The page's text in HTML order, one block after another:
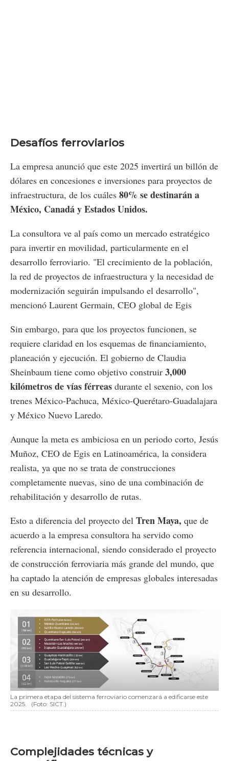
Desafíos ferroviarios
La empresa anunció que este 2025 invertirá un billón de
dólares en concesiones e inversiones para proyectos de
infraestructura, de los cuáles 80% se destinarán a
México, Canadá y Estados Unidos.
La consultora ve al país como un mercado estratégico
para invertir en movilidad, particularmente en el
desarrollo ferroviario. "El crecimiento de la población,
la red de proyectos de infraestructura y la necesidad de
modernización seguirán impulsando el desarrollo",
mencionó Laurent Germain, CEO global de Egis
Sin embargo, para que los proyectos funcionen, se
requiere claridad en los esquemas de financiamiento,
planeación y ejecución. El gobierno de Claudia
Sheinbaum tiene como objetivo construir 3,000
kilómetros de vías férreas durante el sexenio, con los
trenes México-Pachuca, México-Querétaro-Guadalajara
y México Nuevo Laredo.
Aunque la meta es ambiciosa en un periodo corto, Jesús
Muñoz, CEO de Egis en Latinoamérica, la considera
realista, ya que no se trata de construcciones
completamente nuevas, sino de una combinación de
rehabilitación y desarrollo de rutas.
Esto a diferencia del proyecto del Tren Maya, que de
acuerdo a la empresa consultora ha servido como
referencia internacional, siendo considerado el proyecto
de construcción ferroviaria más grande del mundo, que
ha captado la atención de empresas globales interesadas
en su desarrollo.
La primera etapa del sistema ferroviario comenzará a edificarse este
2025.
(Foto: SICT.)
Complejidades técnicas y